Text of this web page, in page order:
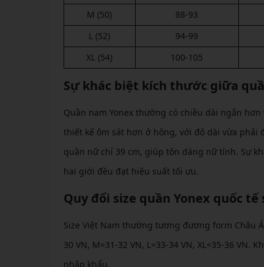
M (50)
88-93
L (52)
94-99
XL (54)
100-105
Sự khác biệt kích thước giữa
Quần nam Yonex thường có chiều dài ngắn
thiết kế ôm sát hơn ở hông, với độ dài vừa phải
quần nữ chỉ 39 cm, giúp tôn dáng nữ tính. Sự
hai giới đều đạt hiệu suất tối ưu.
Quy đổi size quần Yonex quốc tế
Size Việt Nam thường tương đương form Châu
30 VN, M=31-32 VN, L=33-34 VN, XL=35-36
nhập khẩu.